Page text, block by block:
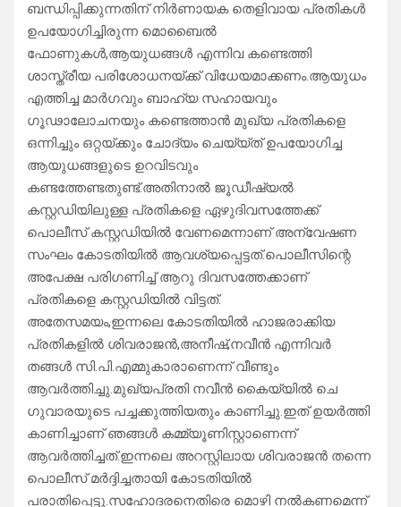
ബന്ധിപ്പിക്കുന്നതിന് നിര്‍ണായക തെളിവായ പ്രതികള്‍
ഉപയോഗിച്ചിരുന്ന മൊബൈല്‍
ഫോണുകള്‍,ആയുധങ്ങള്‍ എന്നിവ കണ്ടെത്തി
ശാസ്ത്രീയ പരിശോധനയ്ക്ക് വിധേയമാക്കണം.ആയുധം
എത്തിച്ച മാര്‍ഗവും ബാഹ്യ സഹായവും
ഗൂഢാലോചനയും കണ്ടെത്താന്‍ മുഖ്യ പ്രതികളെ
ഒന്നിച്ചും ഒറ്റയ്ക്കും ചോദ്യം ചെയ്യ്ത് ഉപയോഗിച്ച
ആയുധങ്ങളുടെ ഉറവിടവും
കണ്ടത്തേണ്ടതുണ്ട്.അതിനാല്‍ ജൂഡീഷ്യല്‍
കസ്റ്റഡിയിലുള്ള പ്രതികളെ ഏഴുദിവസത്തേക്ക്
പൊലീസ് കസ്റ്റഡിയില്‍ വേണമെന്നാണ് അന്വേഷണ
സംഘം കോടതിയില്‍ ആവശ്യപ്പെട്ടത്.പൊലീസിന്റെ
അപേക്ഷ പരിഗണിച്ച്‌ ആറു ദിവസത്തേക്കാണ്
പ്രതികളെ കസ്റ്റഡിയില്‍ വിട്ടത്.
അതേസമയം,ഇന്നലെ കോടതിയില്‍ ഹാജരാക്കിയ
പ്രതികളില്‍ ശിവരാജന്‍,​അനീഷ്,​നവീന്‍ എന്നിവര്‍
തങ്ങള്‍ സി.പി.എമ്മുകാരാണെന്ന് വീണ്ടും
ആവര്‍ത്തിച്ചു.മുഖ്യപ്രതി നവീന്‍ കൈയ്യില്‍ ചെ
ഗുവാരയുടെ പച്ചക്കുത്തിയതും കാണിച്ചു.ഇത് ഉയര്‍ത്തി
കാണിച്ചാണ് ഞങ്ങള്‍ കമ്മ്യൂണിസ്റ്റാണെന്ന്
ആവര്‍ത്തിച്ചത്.ഇന്നലെ അറസ്റ്റിലായ ശിവരാജന്‍ തന്നെ
പൊലീസ് മര്‍ദ്ദിച്ചതായി കോടതിയില്‍
പരാതിപ്പെട്ടു.സഹോദരനെതിരെ മൊഴി നല്‍കണമെന്ന്